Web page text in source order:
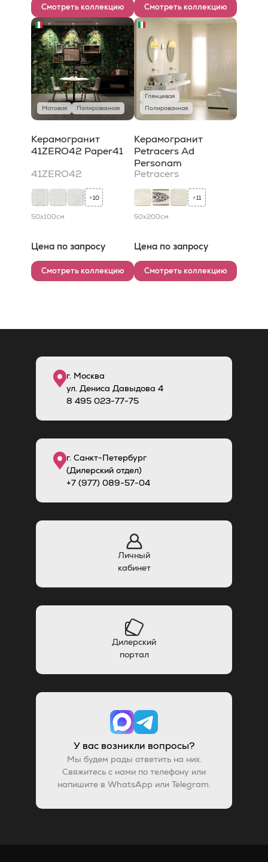
Смотреть коллекцию Смотреть коллекцию
Матовая Полированная
Керамогранит
41ZERO42 Paper41
41ZERO42
+10
50x100см
Цена по запросу
Смотреть коллекцию
Глянцевая
Полированная
Керамогранит
Petracers Ad
Personam
Petracers
+11
50x200см
Цена по запросу
Смотреть коллекцию
г. Москва
ул. Дениса Давыдова 4
8 495 023-77-75
г. Санкт-Петербург
(Дилерский отдел)
+7 (977) 089-57-04
Личный
кабинет
Дилерский
портал
У вас возникли вопросы?
Мы будем рады ответить на них.
Свяжитесь с нами по телефону или
напишите в WhatsApp или Telegram.